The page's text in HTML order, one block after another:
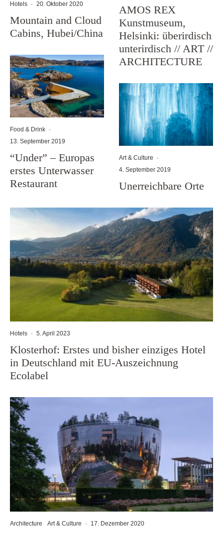
Hotels · 20. Oktober 2020
Mountain and Cloud
Cabins, Hubei/China
Food & Drink ·
13. September 2019
“Under” – Europas
erstes Unterwasser
Restaurant
AMOS REX
Kunstmuseum,
Helsinki: überirdisch
unterirdisch // ART //
ARCHITECTURE
Art & Culture
·
4. September 2019
Unerreichbare Orte
Hotels · 5. April 2023
Klosterhof: Erstes und bisher einziges Hotel
in Deutschland mit EU-Auszeichnung
Ecolabel
Architecture Art & Culture · 17. Dezember 2020